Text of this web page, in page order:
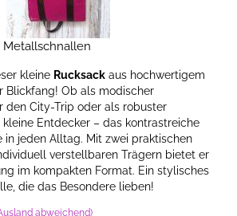
Metallschnallen
kleine Rucksack aus hochwertigem
Blickfang! Ob als modischer
den City-Trip oder als robuster
kleine Entdecker – das kontrastreiche
in jeden Alltag. Mit zwei praktischen
verstellbaren Trägern bietet er
im kompakten Format. Ein stylisches
die das Besondere lieben!
abweichend)